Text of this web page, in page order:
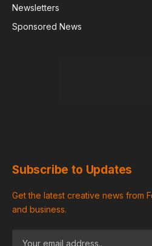
Newsletters
Sponsored News
Subscribe to Updates
Get the latest creative news from
and business.